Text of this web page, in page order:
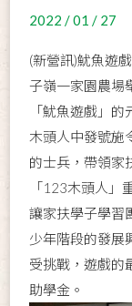
2022 / 01 / 27
(新營訊)魷魚遊
子嶺一家園農場
「魷魚遊戲」
木頭人中發號施
的士兵，帶領家
「123木頭人」
讓家扶學子學習
少年階段的發展
受挑戰，遊戲的
助學金。